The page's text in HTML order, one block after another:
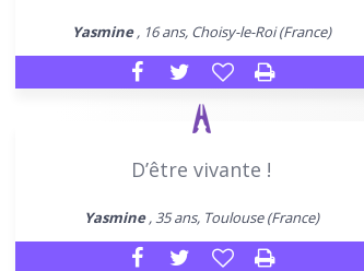
Yasmine, 16 ans, Choisy-le-Roi (France)
D’être vivante !
Yasmine, 35 ans, Toulouse (France)